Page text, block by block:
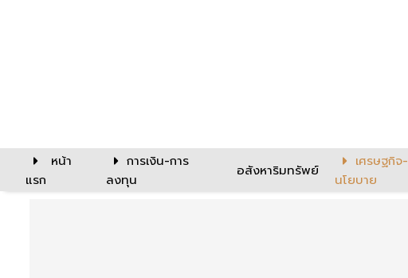
หน้า
แรก
การเงิน-การ
ลงทุน
อสังหาริมทรัพย์
เศรษฐกิจ-
นโยบาย